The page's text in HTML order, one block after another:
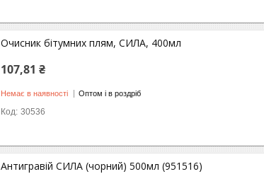
Очисник бітумних плям, СИЛА, 400мл
107,81 ₴
Немає в наявності Оптом і в роздріб
30536
Антигравій СИЛА (чорний) 500мл (951516)